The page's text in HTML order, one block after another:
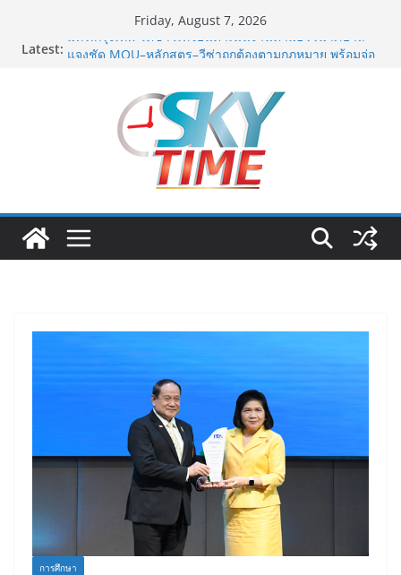
Friday, August 7, 2026
Latest: มทร.กรุงเทพ โต้ข่าวเท็จยันดำเนินงานตามธรรมาภิบาล
ฟุตซอลไทย พ่าย รัสเซีย 1-7 ส่งท้ายรายการ คอนติเนนทัล
ฟุตซอล แชมเปี้ยนชิพ 2026
ททท. เดินหน้ารุกตลาด Corporate Travel ดึงเอเย่นต์กว่า
52 บริษัท ทดสอบเส้นทางท่องเที่ยว Corporate ยกระดับ
ภาคตะวันออกสู่จุดหมายปลายทางคุณภาพ
ททท. ต้อนรับเที่ยวบินปฐมฤกษ์สายการบิน TransNusa
Airlines เส้นทางจาการ์ตา-กรุงเทพฯ เสริม Air
Connectivity ดึงนักท่องเที่ยวคุณภาพจากอินโดนีเซีย เริ่ม
เที่ยวแรกบินแรก 6 สิงหาคมนี้
ม.วลัยลักษณ์ จับมือ รพ.กรุงเทพสิริโรจน์ ยกระดับ
การศึกษา